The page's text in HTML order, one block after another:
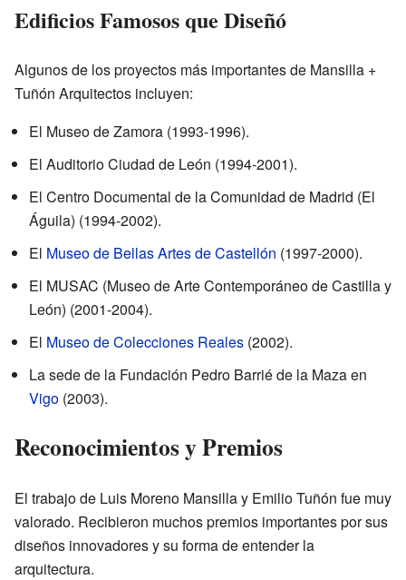
Edificios Famosos que Diseñó
Algunos de los proyectos más importantes de Mansilla +
Tuñón Arquitectos incluyen:
El Museo de Zamora (1993-1996).
El Auditorio Ciudad de León (1994-2001).
El Centro Documental de la Comunidad de Madrid (El
Águila) (1994-2002).
El Museo de Bellas Artes de Castellón (1997-2000).
El MUSAC (Museo de Arte Contemporáneo de Castilla y
León) (2001-2004).
El Museo de Colecciones Reales (2002).
La sede de la Fundación Pedro Barrié de la Maza en
Vigo (2003).
Reconocimientos y Premios
El trabajo de Luis Moreno Mansilla y Emilio Tuñón fue muy
valorado. Recibieron muchos premios importantes por sus
diseños innovadores y su forma de entender la
arquitectura.